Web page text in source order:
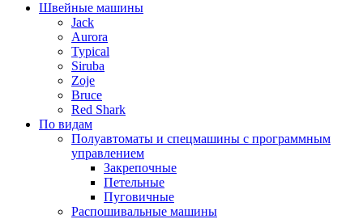
Швейные машины
Jack
Aurora
Typical
Siruba
Zoje
Bruce
Red Shark
По видам
Полуавтоматы и спецмашины с программным
управлением
Закрепочные
Петельные
Пуговичные
Распошивальные машины